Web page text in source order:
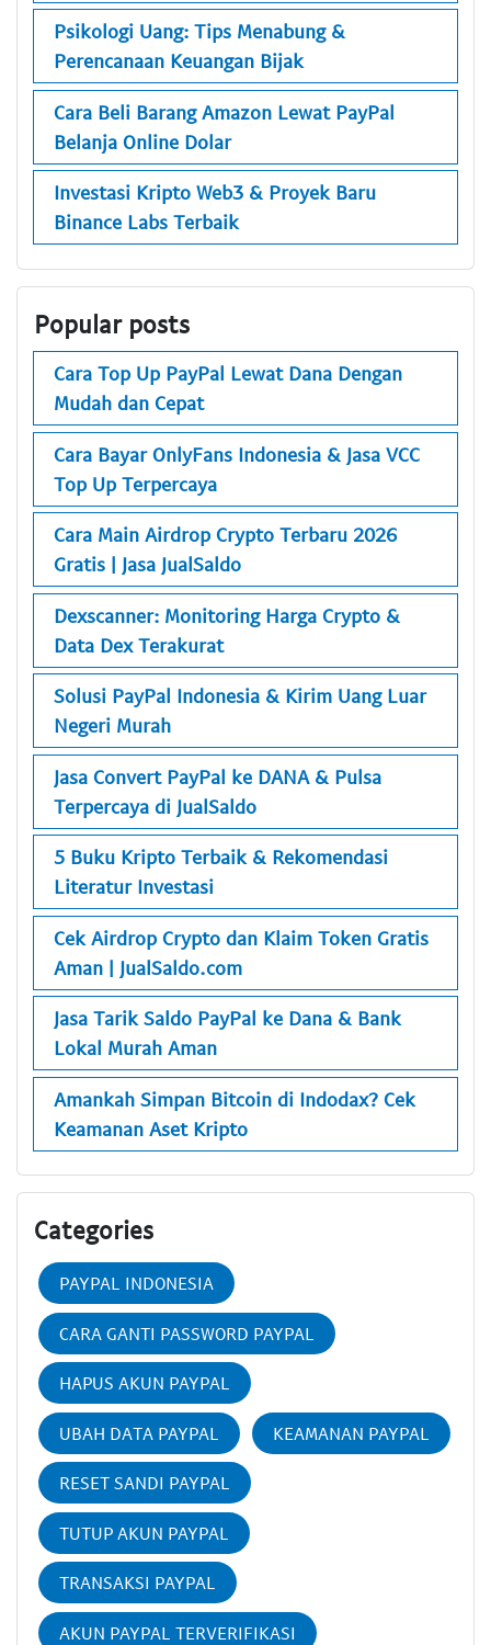
Psikologi Uang: Tips Menabung &
Perencanaan Keuangan Bijak
Cara Beli Barang Amazon Lewat PayPal
Belanja Online Dolar
Investasi Kripto Web3 & Proyek Baru
Binance Labs Terbaik
Popular posts
Cara Top Up PayPal Lewat Dana Dengan
Mudah dan Cepat
Cara Bayar OnlyFans Indonesia & Jasa VCC
Top Up Terpercaya
Cara Main Airdrop Crypto Terbaru 2026
Gratis | Jasa JualSaldo
Dexscanner: Monitoring Harga Crypto &
Data Dex Terakurat
Solusi PayPal Indonesia & Kirim Uang Luar
Negeri Murah
Jasa Convert PayPal ke DANA & Pulsa
Terpercaya di JualSaldo
5 Buku Kripto Terbaik & Rekomendasi
Literatur Investasi
Cek Airdrop Crypto dan Klaim Token Gratis
Aman | JualSaldo.com
Jasa Tarik Saldo PayPal ke Dana & Bank
Lokal Murah Aman
Amankah Simpan Bitcoin di Indodax? Cek
Keamanan Aset Kripto
Categories
PAYPAL INDONESIA
CARA GANTI PASSWORD PAYPAL
HAPUS AKUN PAYPAL
UBAH DATA PAYPAL KEAMANAN PAYPAL
RESET SANDI PAYPAL
TUTUP AKUN PAYPAL
TRANSAKSI PAYPAL
AKUN PAYPAL TERVERIFIKASI